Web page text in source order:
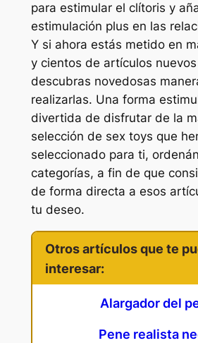
para estimular el clítoris y
estimulación plus en las
Y si ahora estás metido en
y cientos de artículos
descubras novedosas
realizarlas. Una forma
divertida de disfrutar de la
selección de sex toys que
seleccionado para ti,
categorías, a fin de que
de forma directa a esos
tu deseo.
Otros artículos que te
interesar:
Alargador del
Pene realista